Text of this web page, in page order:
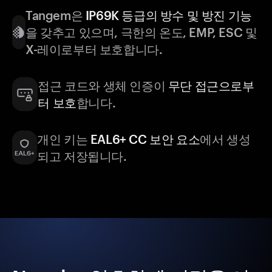
Tangem은 IP69K 등급의 방수 및 방진 기능
을 갖추고 있으며, 극한의 온도, EMP, ESC 및
X-레이로부터 보호합니다.
접근 코드와 생체 인증이 무단 접근으로부
터 보호합니다.
개인 키는 EAL6+ CC 보안 요소에서 생성
되고 저장됩니다.